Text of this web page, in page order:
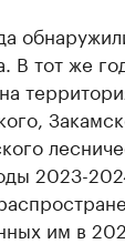
В тот же
2023-
им в